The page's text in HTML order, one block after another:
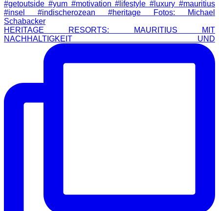
HERITAGE RESORTS: MAURITIUS MIT
NACHHALTIGKEIT UND